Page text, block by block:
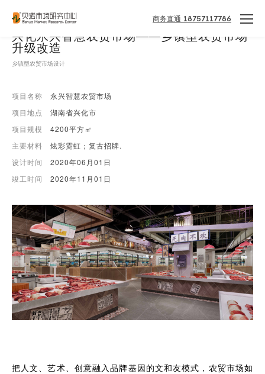
商务直通 18757117786
兴化永兴智慧农贸市场——乡镇型农贸市场
升级改造
乡镇型农贸市场设计
项目名称
永兴智慧农贸市场
项目地点
湖南省兴化市
项目规模
4200平方㎡
主要材料
炫彩霓虹；复古招牌.
设计时间
2020年06月01日
竣工时间
2020年11月01日
把人文、艺术、创意融入品牌基因的文和友模式，农贸市场如